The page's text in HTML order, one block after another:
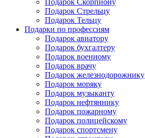
Подарок Скорпиону
Подарок Стрельцу
Подарок Тельцу
Подарки по профессиям
Подарок авиатору
Подарок бухгалтеру
Подарок военному
Подарок врачу
Подарок железнодорожнику
Подарок моряку
Подарок музыканту
Подарок нефтяннику
Подарок пожарному
Подарок полицейскому
Подарок спортсмену